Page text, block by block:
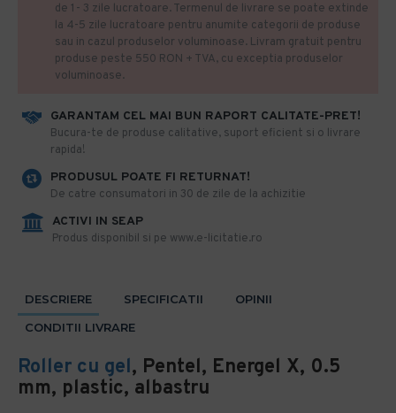
GARANTAM CEL MAI BUN RAPORT CALITATE-PRET!
​Bucura-te de produse calitative, suport eficient si o livrare
rapida!
PRODUSUL POATE FI RETURNAT!
De catre consumatori in 30 de zile de la achizitie
ACTIVI IN SEAP
Produs disponibil si pe www.e-licitatie.ro
de 1- 3 zile lucratoare. Termenul de livrare se poate extinde
la 4-5 zile lucratoare pentru anumite categorii de produse
sau in cazul produselor voluminoase. Livram gratuit pentru
produse peste 550 RON + TVA, cu exceptia produselor
voluminoase.
DESCRIERE SPECIFICATII
OPINII
CONDITII LIVRARE
Roller cu gel, Pentel, Energel X, 0.5
mm, plastic, albastru